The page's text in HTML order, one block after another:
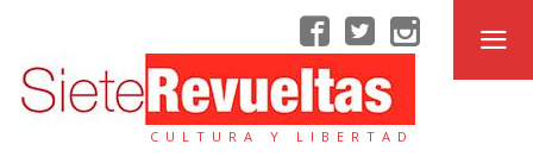
CULTURA Y LIBERTAD